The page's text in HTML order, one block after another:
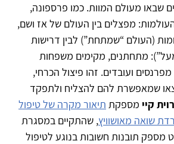
שבאו מעולם המוות. כמו פרספונה,
מפצלים בין העולם של אז ושם,
(העולם “שמתחת”) לבין דרישות
מתחתנים, מקימים משפחות
ועובדים. זהו פיצול הכרחי,
שמאפשרת להם להצליח ולתפקד
רוית קיי מספקת תיאור מקרה של טיפול
שואה מאושוויץ, שהתקיים במסגרת
מספק תובנות חשובות בנוגע לטיפול